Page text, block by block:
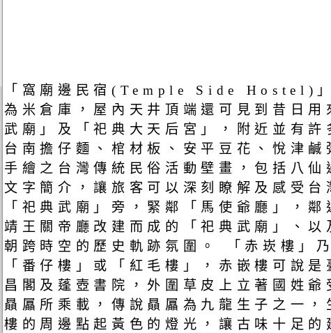
「窩廟邊民宿(Temple Side Hostel)」
為米倉庫，屋內天井頂端還可見到昔日
武廟」及「祀典大天后宮」，附近並有
台南擔仔麵、棺材板、安平豆花、悅津
手繪之台灣傳統民俗活動壁畫，包括八
文字簡介，讓旅客可以深刻瞭解及感受
「祀典武廟」旁，緊鄰「馬使爺廳」，
靖王關帝廳改建而成的「祀典武廟」、
朝跨時空的歷史軌跡氛圍。 「赤崁樓」
「番仔樓」或「紅毛樓」，赤嵌樓可說
昌閣及蓬壺書院，外圍草皮上立著國姓
贔屭所乘載，傳說贔屭為九龍生子之一
樓的周邊點起黃色的燈光，讓古味十足